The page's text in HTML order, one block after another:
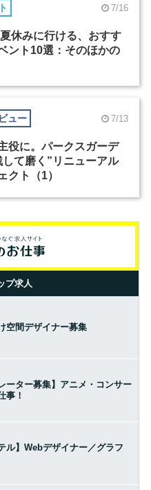
7/16
休みに行ける、おすす
ント10選：そのほかの
ュー 7/13
役に。パークスガーデ
して磨く”リニューアル
クト（1）
プ求人
空間デザイナー募集
ーター募集】アニメ・コンサー
事！
ル】Webデザイナー／グラフ